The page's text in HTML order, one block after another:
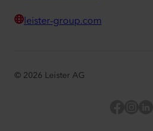
leister-group.com
© 2026 Leister AG